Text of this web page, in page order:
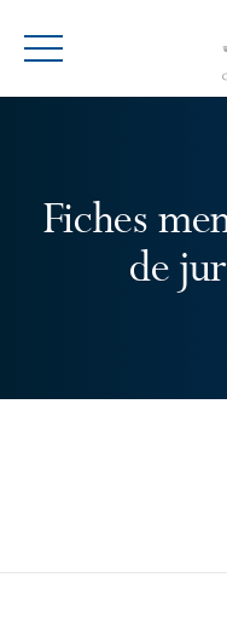
Menu
Fiches
de